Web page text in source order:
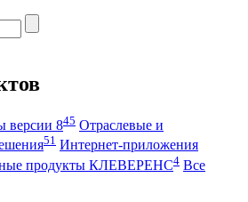
версии 845 Отраслевые и
51 Интернет-приложения
продукты КЛЕВЕРЕНС4 Все